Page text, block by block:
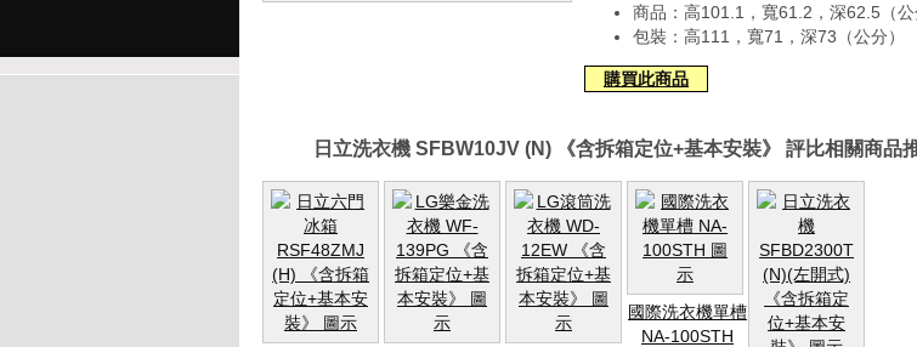
商品：高101.1，寬61.2，深62.5（公
包裝：高111，寬71，深73（公分）
購買此商品
日立洗衣機 SFBW10JV (N) 《含拆箱定位+基本安裝》 評比相關商品
國際洗衣機單槽
NA-100STH